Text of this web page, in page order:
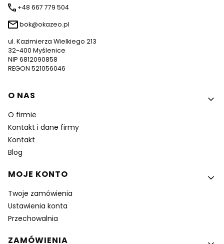
+48 667 779 504
bok@okazeo.pl
ul. Kazimierza Wielkiego 213
32-400 Myślenice
NIP 6812090858
REGON 521056046
Linki w stopce
O NAS
O firmie
Kontakt i dane firmy
Kontakt
Blog
MOJE KONTO
Twoje zamówienia
Ustawienia konta
Przechowalnia
ZAMÓWIENIA